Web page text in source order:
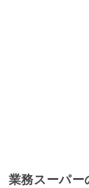
業務スーパー